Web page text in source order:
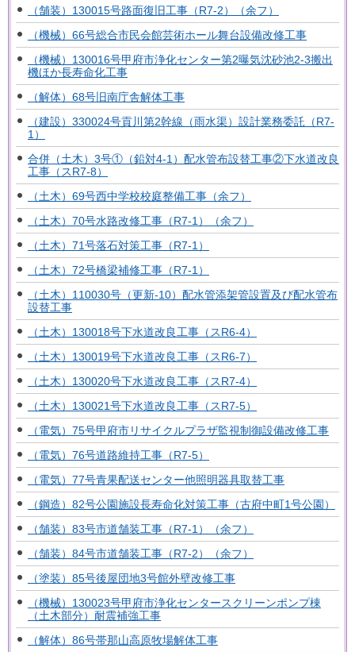
（舗装）130015号路面復旧工事（R7-2）（余フ）
（機械）66号総合市民会館芸術ホール舞台設備改修工事
（機械）130016号甲府市浄化センター第2曝気沈砂池2-3搬出
機ほか長寿命化工事
（解体）68号旧南庁舎解体工事
（建設）330024号貢川第2幹線（雨水渠）設計業務委託（R7-
1）
合併（土木）3号①（鉛対4-1）配水管布設替工事②下水道改良
工事（スR7-8）
（土木）69号西中学校校庭整備工事（余フ）
（土木）70号水路改修工事（R7-1）（余フ）
（土木）71号落石対策工事（R7-1）
（土木）72号橋梁補修工事（R7-1）
（土木）110030号（更新-10）配水管添架管設置及び配水管布
設替工事
（土木）130018号下水道改良工事（スR6-4）
（土木）130019号下水道改良工事（スR6-7）
（土木）130020号下水道改良工事（スR7-4）
（土木）130021号下水道改良工事（スR7-5）
（電気）75号甲府市リサイクルプラザ監視制御設備改修工事
（電気）76号道路維持工事（R7-5）
（電気）77号青果配送センター他照明器具取替工事
（鋼造）82号公園施設長寿命化対策工事（古府中町1号公園）
（舗装）83号市道舗装工事（R7-1）（余フ）
（舗装）84号市道舗装工事（R7-2）（余フ）
（塗装）85号後屋団地3号館外壁改修工事
（機械）130023号甲府市浄化センタースクリーンポンプ棟
（土木部分）耐震補強工事
（解体）86号帯那山高原牧場解体工事